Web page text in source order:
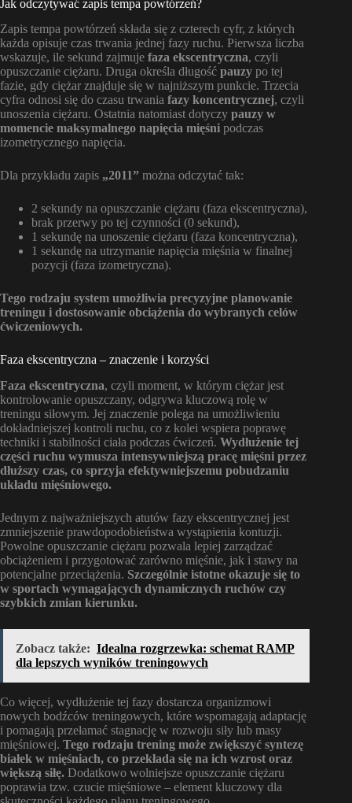
Jak odczytywać zapis tempa powtórzeń?
Zapis tempa powtórzeń składa się z czterech cyfr, z których
każda opisuje czas trwania jednej fazy ruchu. Pierwsza liczba
wskazuje, ile sekund zajmuje faza ekscentryczna, czyli
opuszczanie ciężaru. Druga określa długość pauzy po tej
fazie, gdy ciężar znajduje się w najniższym punkcie. Trzecia
cyfra odnosi się do czasu trwania fazy koncentrycznej, czyli
unoszenia ciężaru. Ostatnia natomiast dotyczy pauzy w
momencie maksymalnego napięcia mięśni podczas
izometrycznego napięcia.
Dla przykładu zapis „2011” można odczytać tak:
2 sekundy na opuszczanie ciężaru (faza ekscentryczna),
brak przerwy po tej czynności (0 sekund),
1 sekundę na unoszenie ciężaru (faza koncentryczna),
1 sekundę na utrzymanie napięcia mięśnia w finalnej
pozycji (faza izometryczna).
Tego rodzaju system umożliwia precyzyjne planowanie
treningu i dostosowanie obciążenia do wybranych celów
ćwiczeniowych.
Faza ekscentryczna – znaczenie i korzyści
Faza ekscentryczna, czyli moment, w którym ciężar jest
kontrolowanie opuszczany, odgrywa kluczową rolę w
treningu siłowym. Jej znaczenie polega na umożliwieniu
dokładniejszej kontroli ruchu, co z kolei wspiera poprawę
techniki i stabilności ciała podczas ćwiczeń. Wydłużenie tej
części ruchu wymusza intensywniejszą pracę mięśni przez
dłuższy czas, co sprzyja efektywniejszemu pobudzaniu
układu mięśniowego.
Jednym z najważniejszych atutów fazy ekscentrycznej jest
zmniejszenie prawdopodobieństwa wystąpienia kontuzji.
Powolne opuszczanie ciężaru pozwala lepiej zarządzać
obciążeniem i przygotować zarówno mięśnie, jak i stawy na
potencjalne przeciążenia. Szczególnie istotne okazuje się to
w sportach wymagających dynamicznych ruchów czy
szybkich zmian kierunku.
Zobacz także: Idealna rozgrzewka: schemat RAMP
dla lepszych wyników treningowych
Co więcej, wydłużenie tej fazy dostarcza organizmowi
nowych bodźców treningowych, które wspomagają adaptację
i pomagają przełamać stagnację w rozwoju siły lub masy
mięśniowej. Tego rodzaju trening może zwiększyć syntezę
białek w mięśniach, co przekłada się na ich wzrost oraz
większą siłę. Dodatkowo wolniejsze opuszczanie ciężaru
poprawia tzw. czucie mięśniowe – element kluczowy dla